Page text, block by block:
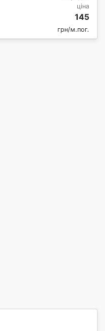
ціна
145
грн/м.пог.